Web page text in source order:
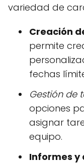
variedad de
Creación
permite
fechas
Gestión de
opciones
asignar
equipo.
Informes y